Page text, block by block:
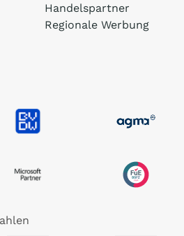
Handelspartner
Regionale Werbung